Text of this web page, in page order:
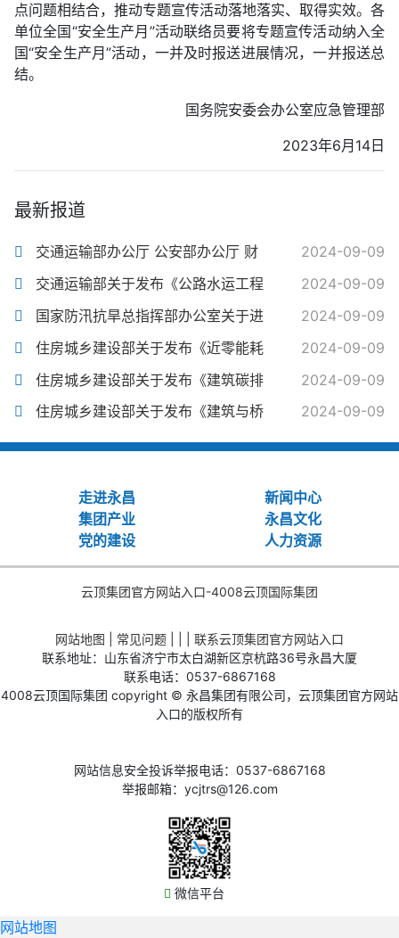
点问题相结合，推动专题宣传活动落地落实、取得实效。各
单位全国“安全生产月”活动联络员要将专题宣传活动纳入全
国“安全生产月”活动，一并及时报送进展情况，一并报送总
结。
国务院安委会办公室应急管理部
2023年6月14日
最新报道
交通运输部办公厅 公安部办公厅 财
2024-09-09
交通运输部关于发布《公路水运工程
2024-09-09
国家防汛抗旱总指挥部办公室关于进
2024-09-09
住房城乡建设部关于发布《近零能耗
2024-09-09
住房城乡建设部关于发布《建筑碳排
2024-09-09
住房城乡建设部关于发布《建筑与桥
2024-09-09
走进永昌
新闻中心
集团产业
永昌文化
党的建设
人力资源
云顶集团官方网站入口-4008云顶国际集团
网站地图 常见问题
联系云顶集团官方网站入口
联系地址：山东省济宁市太白湖新区京杭路36号永昌大厦
联系电话：0537-6867168
4008云顶国际集团 copyright © 永昌集团有限公司，云顶集团官方网站
入口的版权所有
网站信息安全投诉举报电话：0537-6867168
举报邮箱： ycjtrs@126.com
微信平台
网站地图